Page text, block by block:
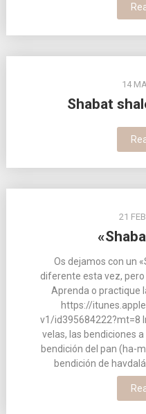
14
Shabat
21
Os dejamos con un
diferente esta vez,
Aprenda o practique
https://
v1/id395684222?mt=8
velas, las bendiciones
bendición del pan (ha-
bendición de